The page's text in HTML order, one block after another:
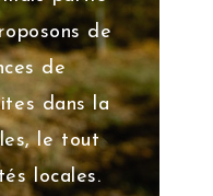
de
de
dans la
le tout
locales.